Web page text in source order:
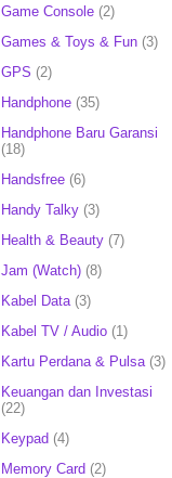
Game Console (2)
Games & Toys & Fun (3)
GPS (2)
Handphone (35)
Handphone Baru Garansi
(18)
Handsfree (6)
Handy Talky (3)
Health & Beauty (7)
Jam (Watch) (8)
Kabel Data (3)
Kabel TV / Audio (1)
Kartu Perdana & Pulsa (3)
Keuangan dan Investasi
(22)
Keypad (4)
Memory Card (2)